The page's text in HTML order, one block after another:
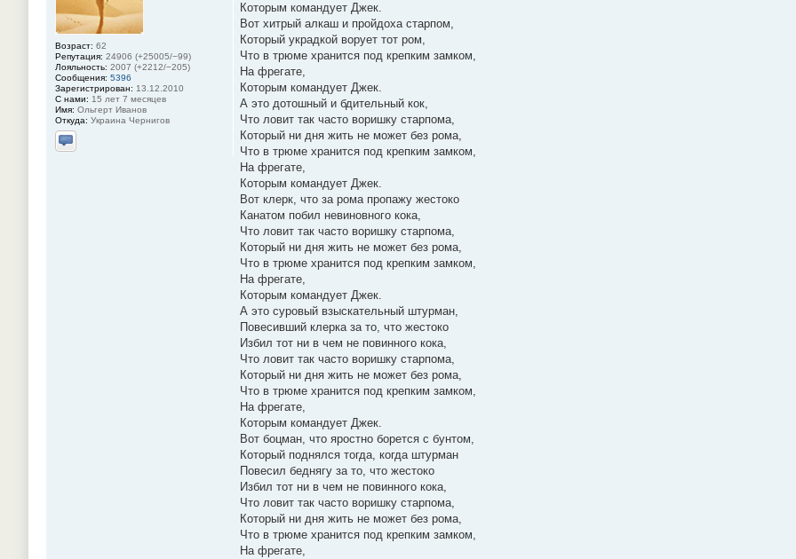
Возраст: 62
Репутация: 24906 (+25005/−99)
Лояльность: 2007 (+2212/−205)
Сообщения: 5396
Зарегистрирован: 13.12.2010
С нами: 15 лет 7 месяцев
Имя: Ольгерт Иванов
Откуда: Украина Чернигов
Отправить личное сообщение
Которым командует Джек.
Вот хитрый алкаш и пройдоха старпом,
Который украдкой ворует тот ром,
Что в трюме хранится под крепким замком,
На фрегате,
Которым командует Джек.
А это дотошный и бдительный кок,
Что ловит так часто воришку старпома,
Который ни дня жить не может без рома,
Что в трюме хранится под крепким замком,
На фрегате,
Которым командует Джек.
Вот клерк, что за рома пропажу жестоко
Канатом побил невиновного кока,
Что ловит так часто воришку старпома,
Который ни дня жить не может без рома,
Что в трюме хранится под крепким замком,
На фрегате,
Которым командует Джек.
А это суровый взыскательный штурман,
Повесивший клерка за то, что жестоко
Избил тот ни в чем не повинного кока,
Что ловит так часто воришку старпома,
Который ни дня жить не может без рома,
Что в трюме хранится под крепким замком,
На фрегате,
Которым командует Джек.
Вот боцман, что яростно борется с бунтом,
Который поднялся тогда, когда штурман
Повесил беднягу за то, что жестоко
Избил тот ни в чем не повинного кока,
Что ловит так часто воришку старпома,
Который ни дня жить не может без рома,
Что в трюме хранится под крепким замком,
На фрегате,